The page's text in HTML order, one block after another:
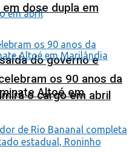
do governo e
o cargo em abril
dose dupla em
os 90 anos da
Altoé em